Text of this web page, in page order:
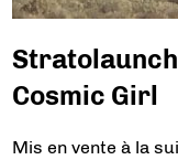
Cosmic Girl
Mis en vente à la